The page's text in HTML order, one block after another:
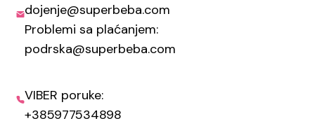
dojenje@superbeba.com
Problemi sa plaćanjem:
podrska@superbeba.com
VIBER poruke:
+385977534898